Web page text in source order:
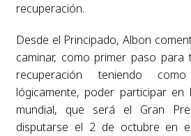
recuperación.
Desde el Principado, Albon
caminar, como primer paso
recuperación teniendo
lógicamente, poder participar
mundial, que será el Gran
disputarse el 2 de octubre en